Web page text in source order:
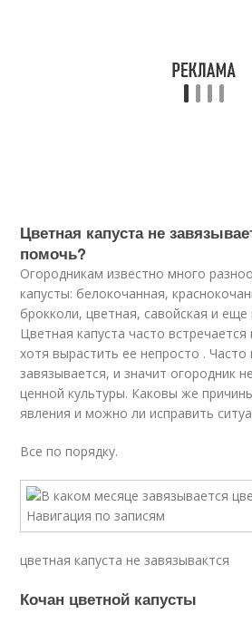
Цветная капуста не
помочь?
Огородникам известно много
капусты: белокочанная,
брокколи, цветная, савойская и еще
Цветная капуста часто встречается
хотя вырастить ее непросто . Часто
завязывается, и значит огородник
ценной культуры. Каковы же
явления и можно ли исправить
Все по порядку.
цветная капуста не завязывактся
Кочан цветной капусты